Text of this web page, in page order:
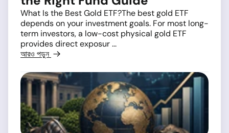
What Is the Best Gold ETF?The best gold ETF
depends on your investment goals. For most long-
term investors, a low-cost physical gold ETF
provides direct exposur ...
আরও পড়ুন